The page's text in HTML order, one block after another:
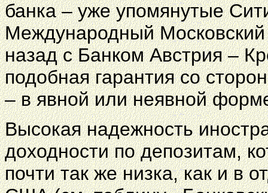
банка – уже упомянутые
Международный
назад с Банком Австрия –
подобная гарантия со
– в явной или неявной
Высокая надежность
доходности по депозитам,
почти так же низка, как и в